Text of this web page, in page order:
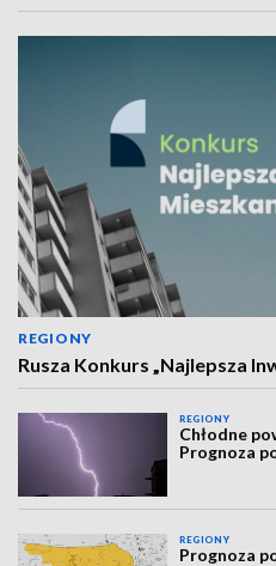
REGIONY
Rusza Konkurs „Najlepsza
REGIONY
Chłodne
Prognoza
REGIONY
Prognoza